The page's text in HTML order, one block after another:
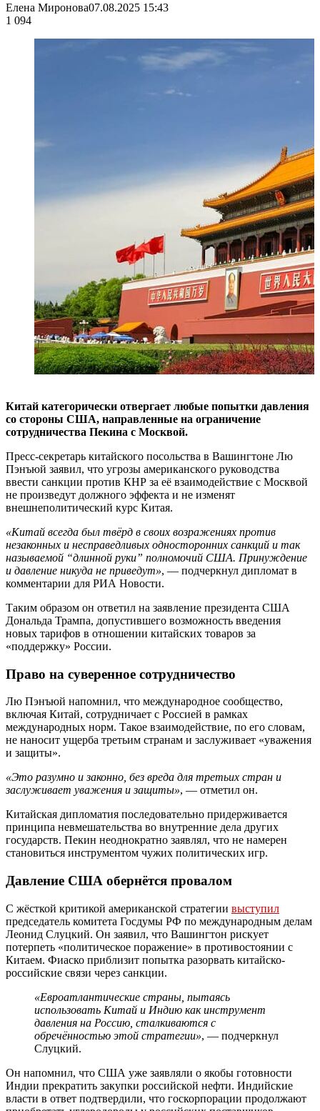
Елена Миронова07.08.2025 15:43
1 094
Китай категорически отвергает любые попытки давления
со стороны США, направленные на ограничение
сотрудничества Пекина с Москвой.
Пресс-секретарь китайского посольства в Вашингтоне Лю
Пэнъюй заявил, что угрозы американского руководства
ввести санкции против КНР за её взаимодействие с Москвой
не произведут должного эффекта и не изменят
внешнеполитический курс Китая.
«Китай всегда был твёрд в своих возражениях против
незаконных и несправедливых односторонних санкций и так
называемой “длинной руки” полномочий США. Принуждение
и давление никуда не приведут», — подчеркнул дипломат в
комментарии для РИА Новости.
Таким образом он ответил на заявление президента США
Дональда Трампа, допустившего возможность введения
новых тарифов в отношении китайских товаров за
«поддержку» России.
Право на суверенное сотрудничество
Лю Пэнъюй напомнил, что международное сообщество,
включая Китай, сотрудничает с Россией в рамках
международных норм. Такое взаимодействие, по его словам,
не наносит ущерба третьим странам и заслуживает «уважения
и защиты».
«Это разумно и законно, без вреда для третьих стран и
заслуживает уважения и защиты», — отметил он.
Китайская дипломатия последовательно придерживается
принципа невмешательства во внутренние дела других
государств. Пекин неоднократно заявлял, что не намерен
становиться инструментом чужих политических игр.
Давление США обернётся провалом
С жёсткой критикой американской стратегии выступил
председатель комитета Госдумы РФ по международным делам
Леонид Слуцкий. Он заявил, что Вашингтон рискует
потерпеть «политическое поражение» в противостоянии с
Китаем. Фиаско приблизит попытка разорвать китайско-
российские связи через санкции.
«Евроатлантические страны, пытаясь
использовать Китай и Индию как инструмент
давления на Россию, сталкиваются с
обречённостью этой стратегии», — подчеркнул
Слуцкий.
Он напомнил, что США уже заявляли о якобы готовности
Индии прекратить закупки российской нефти. Индийские
власти в ответ подтвердили, что госкорпорации продолжают